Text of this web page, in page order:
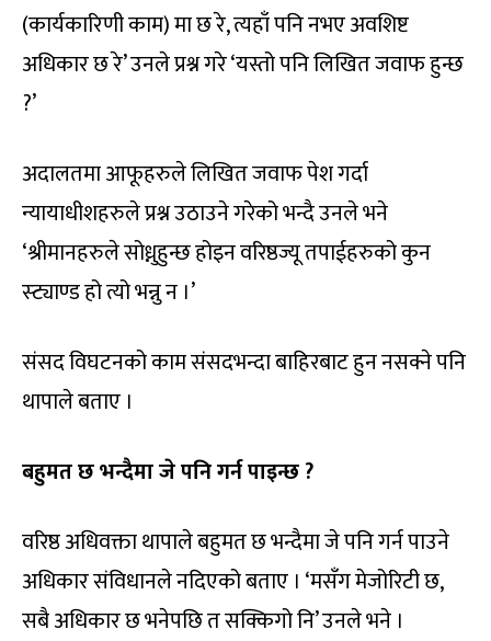
(कार्यकारिणी काम) मा छ रे, त्यहाँ पनि नभए अवशिष्ट
अधिकार छ रे’ उनले प्रश्न गरे ‘यस्तो पनि लिखित जवाफ हुन्छ
?’
अदालतमा आफूहरुले लिखित जवाफ पेश गर्दा
न्यायाधीशहरुले प्रश्न उठाउने गरेको भन्दै उनले भने
‘श्रीमानहरुले सोध्नुहुन्छ होइन वरिष्ठज्यू तपाईहरुको कुन
स्ट्याण्ड हो त्यो भन्नु न ।’
संसद विघटनको काम संसदभन्दा बाहिरबाट हुन नसक्ने पनि
थापाले बताए ।
बहुमत छ भन्दैमा जे पनि गर्न पाइन्छ ?
वरिष्ठ अधिवक्ता थापाले बहुमत छ भन्दैमा जे पनि गर्न पाउने
अधिकार संविधानले नदिएको बताए । ‘मसँग मेजोरिटी छ,
सबै अधिकार छ भनेपछि त सक्किगो नि’ उनले भने ।